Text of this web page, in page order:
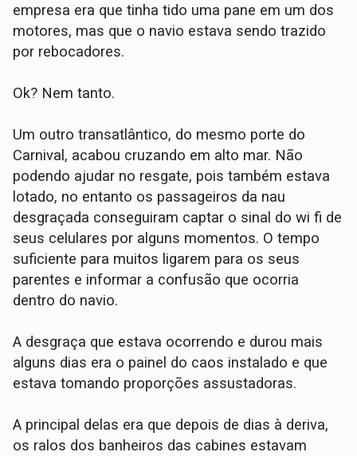
empresa era que tinha tido uma pane em um dos
motores, mas que o navio estava sendo trazido
por rebocadores.
Ok? Nem tanto.
Um outro transatlântico, do mesmo porte do
Carnival, acabou cruzando em alto mar. Não
podendo ajudar no resgate, pois também estava
lotado, no entanto os passageiros da nau
desgraçada conseguiram captar o sinal do wi fi de
seus celulares por alguns momentos. O tempo
suficiente para muitos ligarem para os seus
parentes e informar a confusão que ocorria
dentro do navio.
A desgraça que estava ocorrendo e durou mais
alguns dias era o painel do caos instalado e que
estava tomando proporções assustadoras.
A principal delas era que depois de dias à deriva,
os ralos dos banheiros das cabines estavam